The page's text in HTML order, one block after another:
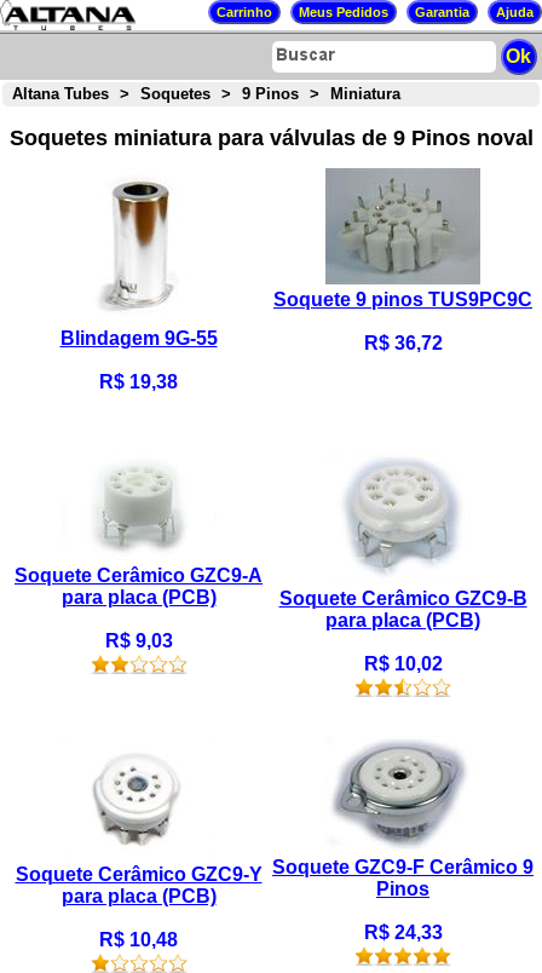
Altana Tubes > Soquetes > 9 Pinos > Miniatura
Soquetes miniatura para válvulas de 9 Pinos noval
Blindagem 9G-55
R$ 19,38
Soquete 9 pinos TUS9PC9C
R$ 36,72
Soquete Cerâmico GZC9-A
para placa (PCB)
R$ 9,03
Soquete Cerâmico GZC9-B
para placa (PCB)
R$ 10,02
Soquete Cerâmico GZC9-Y
para placa (PCB)
R$ 10,48
Soquete GZC9-F Cerâmico 9
Pinos
R$ 24,33